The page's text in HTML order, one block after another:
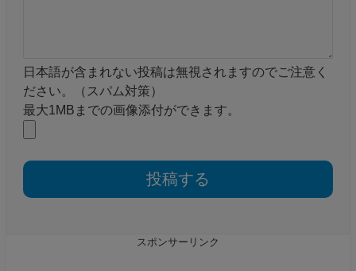
最大1MBまでの画像添付ができます。
日本語が含まれない投稿は無視されますのでご注意く
ださい。（スパム対策）
スポンサーリンク